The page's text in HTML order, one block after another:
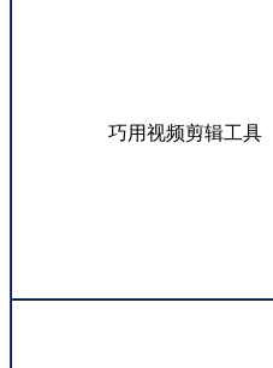
巧用视频剪辑工具